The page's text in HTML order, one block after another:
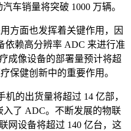
车销量将突破 1000 万辆。
方面也发挥着关键作用，因
依赖高分辨率 ADC 来进行准
成像设备的部署量预计将超
保健创新中的重要作用。
的出货量将超过 14 亿部，
了 ADC。不断发展的物联
网设备将超过 140 亿台，这